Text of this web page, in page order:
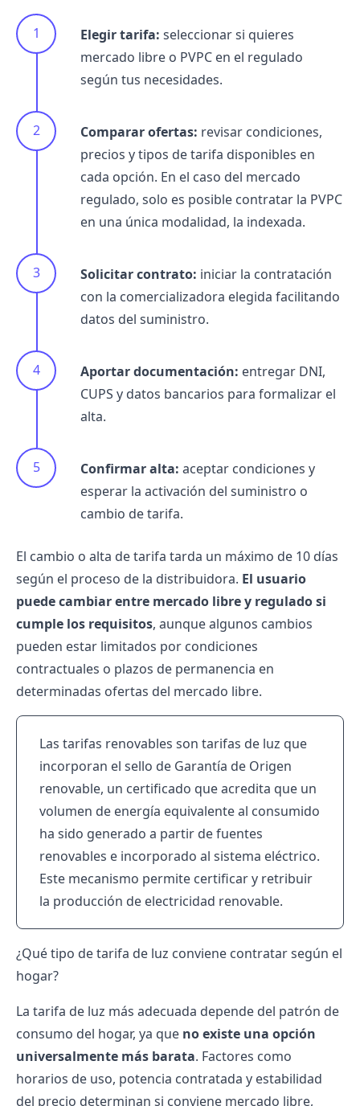
Elegir tarifa: seleccionar si quieres
mercado libre o PVPC en el regulado
según tus necesidades.
Comparar ofertas: revisar condiciones,
precios y tipos de tarifa disponibles en
cada opción. En el caso del mercado
regulado, solo es posible contratar la PVPC
en una única modalidad, la indexada.
Solicitar contrato: iniciar la contratación
con la comercializadora elegida facilitando
datos del suministro.
Aportar documentación: entregar DNI,
CUPS y datos bancarios para formalizar el
alta.
Confirmar alta: aceptar condiciones y
esperar la activación del suministro o
cambio de tarifa.
El cambio o alta de tarifa tarda un máximo de 10 días
según el proceso de la distribuidora. El usuario
puede cambiar entre mercado libre y regulado si
cumple los requisitos, aunque algunos cambios
pueden estar limitados por condiciones
contractuales o plazos de permanencia en
determinadas ofertas del mercado libre.
Las tarifas renovables son tarifas de luz que
incorporan el sello de Garantía de Origen
renovable, un certificado que acredita que un
volumen de energía equivalente al consumido
ha sido generado a partir de fuentes
renovables e incorporado al sistema eléctrico.
Este mecanismo permite certificar y retribuir
la producción de electricidad renovable.
¿Qué tipo de tarifa de luz conviene contratar según el
hogar?
La tarifa de luz más adecuada depende del patrón de
consumo del hogar, ya que no existe una opción
universalmente más barata. Factores como
horarios de uso, potencia contratada y estabilidad
del precio determinan si conviene mercado libre,